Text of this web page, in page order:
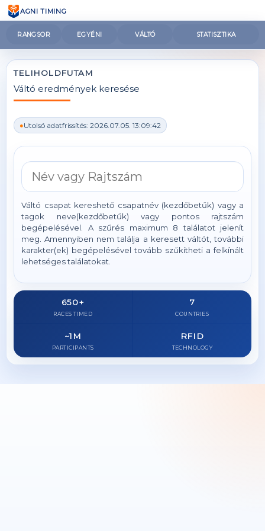
AGNI TIMING
RANGSOR EGYÉNI VÁLTÓ STATISZTIKA
TELIHOLDFUTAM
Váltó eredmények keresése
Utolsó adatfrissítés: 2026.07.05. 13:09:42
Váltó csapat kereshető csapatnév (kezdőbetűk) vagy a
tagok neve(kezdőbetűk) vagy pontos rajtszám
begépelésével. A szűrés maximum 8 találatot jelenít
meg. Amennyiben nem találja a keresett váltót, további
karakter(ek) begépelésével tovább szűkítheti a felkínált
lehetséges találatokat.
650+
RACES TIMED
7
COUNTRIES
~1M
PARTICIPANTS
RFID
TECHNOLOGY